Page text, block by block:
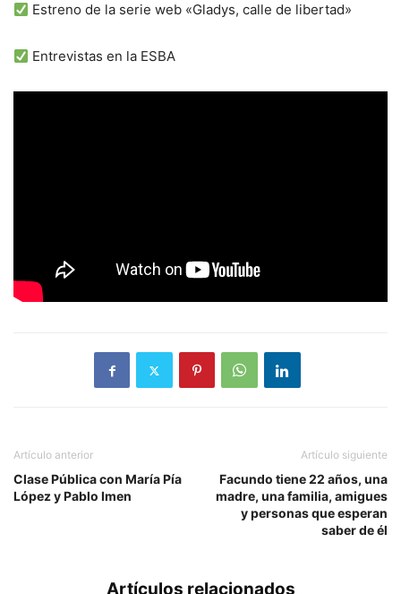
Estreno de la serie web «Gladys, calle de libertad»
Entrevistas en la ESBA
Artículo anterior
Clase Pública con María Pía
López y Pablo Imen
Artículo siguiente
Facundo tiene 22 años, una
madre, una familia, amigues
y personas que esperan
saber de él
Artículos relacionados